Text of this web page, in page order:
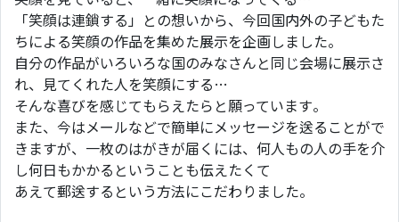
「笑顔は連鎖する」との想いから、今回国内外の子どもた
ちによる笑顔の作品を集めた展示を企画しました。
自分の作品がいろいろな国のみなさんと同じ会場に展示さ
れ、見てくれた人を笑顔にする…
そんな喜びを感じてもらえたらと願っています。
また、今はメールなどで簡単にメッセージを送ることがで
きますが、一枚のはがきが届くには、何人もの人の手を介
し何日もかかるということも伝えたくて
あえて郵送するという方法にこだわりました。